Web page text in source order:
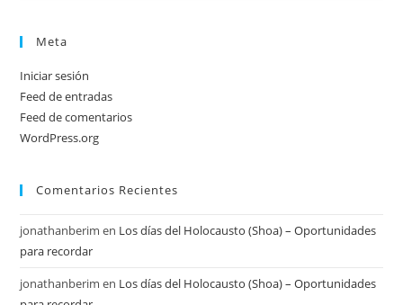
Meta
Iniciar sesión
Feed de entradas
Feed de comentarios
WordPress.org
Comentarios Recientes
jonathanberim en Los días del Holocausto (Shoa) – Oportunidades
para recordar
jonathanberim en Los días del Holocausto (Shoa) – Oportunidades